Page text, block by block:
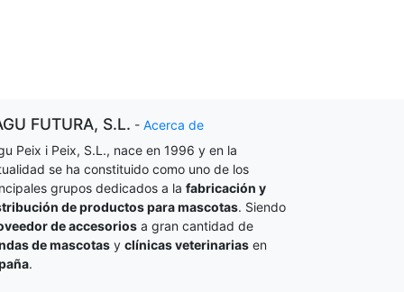
FUTURA, S.L. - Acerca de
Peix i Peix, S.L., nace en 1996 y en la
se ha constituido como uno de los
grupos dedicados a la fabricación y
de productos para mascotas. Siendo
de accesorios a gran cantidad de
de mascotas y clínicas veterinarias en
.